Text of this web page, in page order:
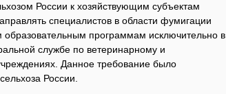
России к хозяйствующим субъектам
специалистов в области фумигации
программам исключительно в
службе по ветеринарному и
Данное требование было
России.